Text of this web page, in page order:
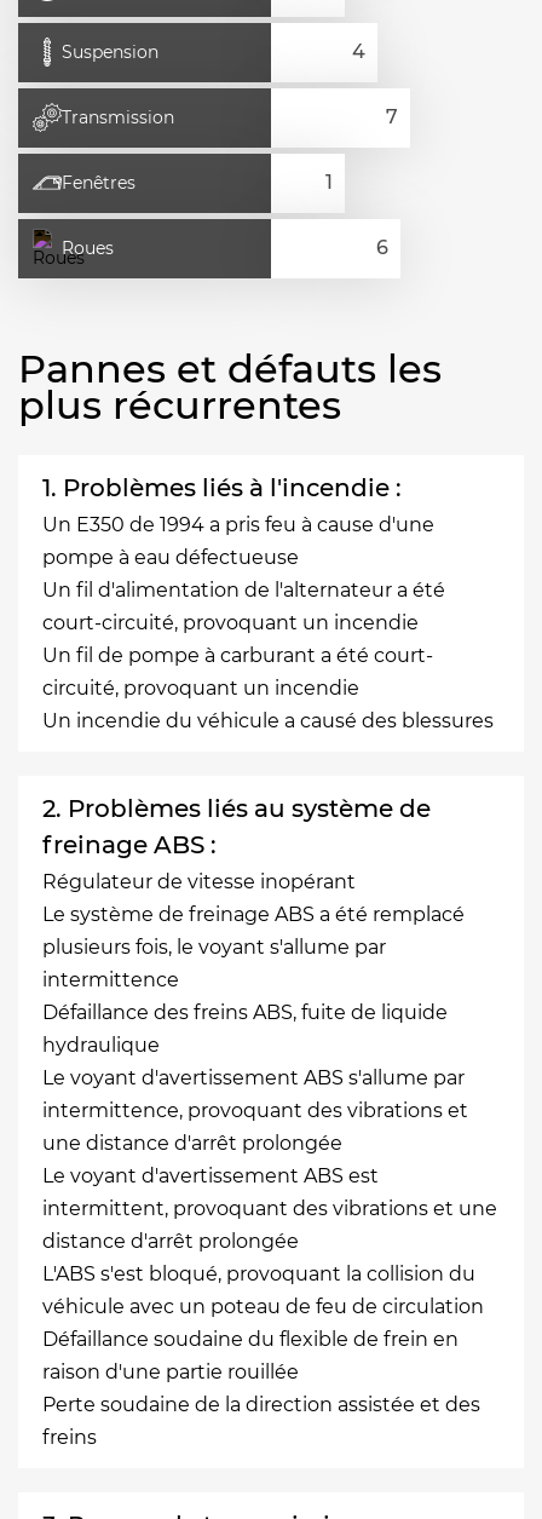
Suspension
Transmission
Fenêtres
Roues
Pannes et défauts les
plus récurrentes
1. Problèmes liés à l'incendie :
Un E350 de 1994 a pris feu à cause d'une
pompe à eau défectueuse
Un fil d'alimentation de l'alternateur a été
court-circuité, provoquant un incendie
Un fil de pompe à carburant a été court-
circuité, provoquant un incendie
Un incendie du véhicule a causé des blessures
2. Problèmes liés au système de
freinage ABS :
Régulateur de vitesse inopérant
Le système de freinage ABS a été remplacé
plusieurs fois, le voyant s'allume par
intermittence
Défaillance des freins ABS, fuite de liquide
hydraulique
Le voyant d'avertissement ABS s'allume par
intermittence, provoquant des vibrations et
une distance d'arrêt prolongée
Le voyant d'avertissement ABS est
intermittent, provoquant des vibrations et une
distance d'arrêt prolongée
L'ABS s'est bloqué, provoquant la collision du
véhicule avec un poteau de feu de circulation
Défaillance soudaine du flexible de frein en
raison d'une partie rouillée
Perte soudaine de la direction assistée et des
freins